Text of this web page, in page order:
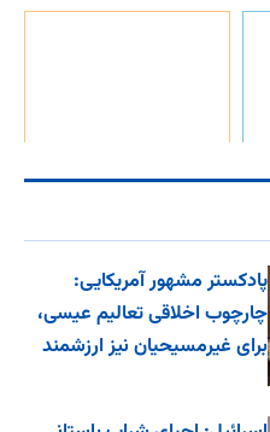
پادکستر مشهور آمریکایی:
چارچوب اخلاقی تعالیم عیسی،
برای غیرمسیحیان نیز ارزشمند
اس...